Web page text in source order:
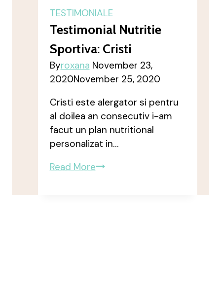
murati
TESTIMONIALE
Testimonial Nutritie
Sportiva: Cristi
Byroxana November 23,
2020November 25, 2020
Cristi este alergator si pentru
al doilea an consecutiv i-am
facut un plan nutritional
personalizat in…
Read MoreTestimonial